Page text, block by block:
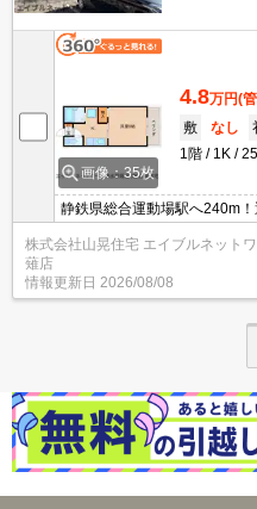
画像：35枚
4.8万円(
敷
なし
1階
1K
静鉄県総合運動場駅へ240m
線へも出やすいんです！ドラ
なので日々の生活も困りま
ご注目♪2口コンロOKなキッ
株式会社山晃住宅 エイブルネット
薙店
情報更新日 2026/08/08